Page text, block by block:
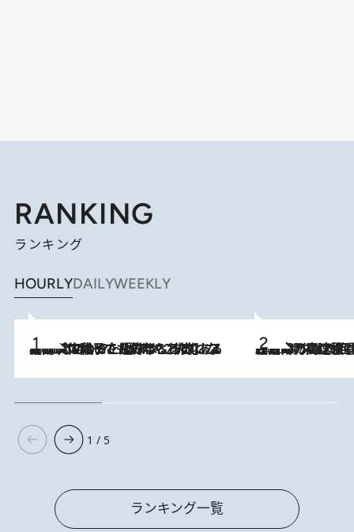
RANKING
ランキング
HOURLYDAILYWEEKLY
2026.8.5
【阿川佐和子さんの年とる力】なぜ70代で始めた趣味は“こんなに楽しい”のか？ ピアノ、俳句…スランプに陥っても続けられる“ある秘訣”とは 2026.8.7
「湘南乃風に憧れて」観客大盛上がりの“タオル回し”に、ラッパー顔負けの高速歌唱まで…さだまさし（74）のアグレッシブすぎる現在地
1 / 5
ランキング一覧